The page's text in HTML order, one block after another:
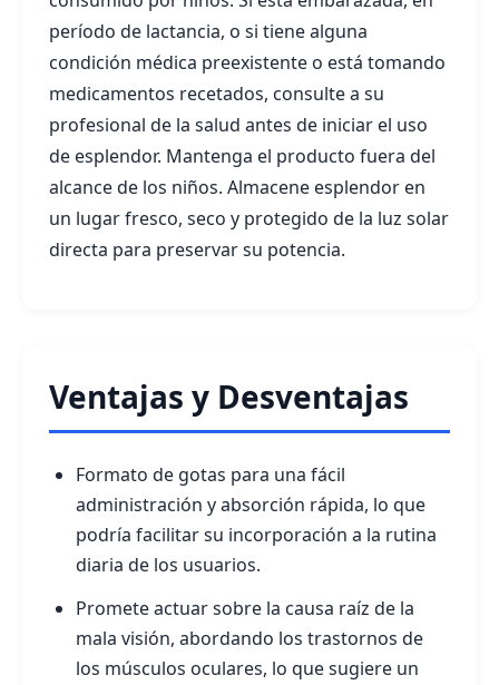
período de lactancia, o si tiene alguna
condición médica preexistente o está tomando
medicamentos recetados, consulte a su
profesional de la salud antes de iniciar el uso
de esplendor. Mantenga el producto fuera del
alcance de los niños. Almacene esplendor en
un lugar fresco, seco y protegido de la luz solar
directa para preservar su potencia.
Ventajas y Desventajas
Formato de gotas para una fácil
administración y absorción rápida, lo que
podría facilitar su incorporación a la rutina
diaria de los usuarios.
Promete actuar sobre la causa raíz de la
mala visión, abordando los trastornos de
los músculos oculares, lo que sugiere un